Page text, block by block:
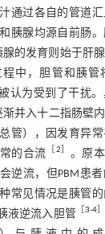
通过各自的管道
胰腺均源自前肠
的发育则始于肝
程中，胆管和胰管
认为受到了干扰
并入十二指肠壁
管），因发育异
的合流 ［2］ 。原
逆流，但PBM患
常见情况是胰管
液逆流入胆管［3-4］